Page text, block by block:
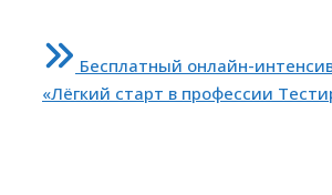
Бесплатный онлайн-
«Лёгкий старт в профессии